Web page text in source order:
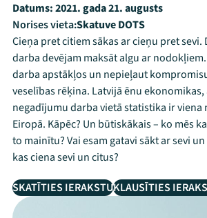
Datums:2021. gada 21. augusts
Norises vieta:Skatuve DOTS
Cieņa pret citiem sākas ar cieņu pret
darba devējam maksāt algu ar
darba apstākļos un nepieļaut
veselības rēķina. Latvijā ēnu
negadījumu darba vietā statistika ir viena
Eiropā. Kāpēc? Un būtiskākais – ko mēs
to mainītu? Vai esam gatavi sākt ar sevi
kas ciena sevi un citus?
SKATĪTIES IERAKSTUKLAUSĪTIES